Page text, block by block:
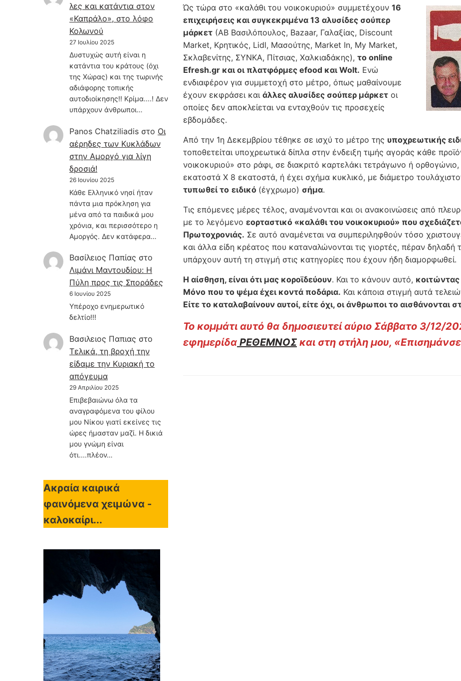
λες και κατάντια στον
«Καπράλο», στο λόφο
Κολωνού
27 Ιουλίου 2025
Δυστυχώς αυτή είναι η
κατάντια του κράτους (όχι
της Χώρας) και της τωρινής
αδιάφορης τοπικής
αυτοδιοίκησης!! Κρίμα....! Δεν
υπάρχουν άνθρωποι…
Panos Chatziliadis στο Οι
αέρηδες των Κυκλάδων
στην Αμοργό για λίγη
δροσιά!
26 Ιουνίου 2025
Κάθε Ελληνικό νησί ήταν
πάντα μια πρόκληση για
μένα από τα παιδικά μου
χρόνια, και περισσότερο η
Αμοργός. Δεν κατάφερα…
Βασίλειος Παπίας στο
Λιμάνι Μαντουδίου: Η
Πύλη προς τις Σποράδες
6 Ιουνίου 2025
Υπέροχο ενημερωτικό
δελτίο!!!
Βασιλειος Παπιας στο
Τελικά, τη βροχή την
είδαμε την Κυριακή το
απόγευμα
29 Απριλίου 2025
Επιβεβαιώνω όλα τα
αναγραφόμενα του φίλου
μου Νίκου γιατί εκείνες τις
ώρες ήμασταν μαζί. Η δικιά
μου γνώμη είναι
ότι....πλέον…
Ακραία καιρικά
φαινόμενα χειμώνα -
καλοκαίρι...
Ώς τώρα στο «καλάθι του νοικοκυριού» συμμετέχουν 16
επιχειρήσεις και συγκεκριμένα 13 αλυσίδες σούπερ
μάρκετ (ΑΒ Βασιλόπουλος, Βazaar, Γαλαξίας, Discount
Market, Κρητικός, Lidl, Μασούτης, Market In, My Market,
Σκλαβενίτης, ΣΥΝΚΑ, Πίτσιας, Χαλκιαδάκης), το οnline
Efresh.gr και oι πλατφόρμες efood και Wolt. Ενώ
ενδιαφέρον για συμμετοχή στο μέτρο, όπως μαθαίνουμε
έχουν εκφράσει και άλλες αλυσίδες σούπερ μάρκετ οι
οποίες δεν αποκλείεται να ενταχθούν τις προσεχείς
εβδομάδες.
Από την 1η Δεκεμβρίου τέθηκε σε ισχύ το μέτρο της υποχρεωτικής
τοποθετείται υποχρεωτικά δίπλα στην ένδειξη τιμής αγοράς κάθε
νοικοκυριού» στο ράφι, σε διακριτό καρτελάκι τετράγωνο ή
εκατοστά Χ 8 εκατοστά, ή έχει σχήμα κυκλικό, με διάμετρο
τυπωθεί το ειδικό (έγχρωμο) σήμα.
Τις επόμενες μέρες τέλος, αναμένονται και οι ανακοινώσεις από
με το λεγόμενο εορταστικό «καλάθι του νοικοκυριού» που
Πρωτοχρονιάς. Σε αυτό αναμένεται να συμπεριληφθούν τόσο
και άλλα είδη κρέατος που καταναλώνονται τις γιορτές, πέραν δηλαδή
υπάρχουν αυτή τη στιγμή στις κατηγορίες που έχουν ήδη διαμορφωθεί.
Η αίσθηση, είναι ότι μας κοροϊδεύουν. Και το κάνουν αυτό,
Μόνο που το ψέμα έχει κοντά ποδάρια. Και κάποια στιγμή αυτά
Είτε το καταλαβαίνουν αυτοί, είτε όχι, οι άνθρωποι το αισθάνονται
Το κομμάτι αυτό θα δημοσιευτεί αύριο Σάββατο 3/12/
εφημερίδα ΡΕΘΕΜΝΟΣ και στη στήλη μου,